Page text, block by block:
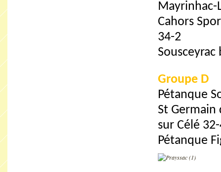
Mayrinhac-
Cahors
34-2
Groupe D
Pétanque
St
sur Célé
Pétanque